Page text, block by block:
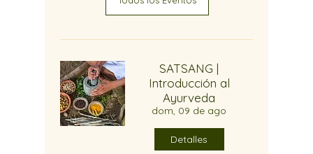
SATSANG |
Introducción al
Ayurveda
dom, 09 de ago
Detalles